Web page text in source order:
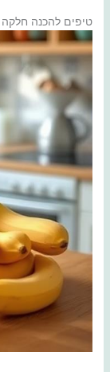
טיפים להכנה חלקה